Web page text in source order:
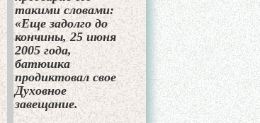
такими словами:
«Еще задолго до
кончины, 25 июня
2005 года,
батюшка
продиктовал свое
Духовное
завещание.